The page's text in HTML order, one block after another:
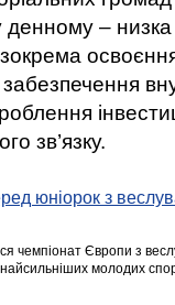
денному –
освоєння
забезпечення
зв’язку.
юніорок з
чемпіонат Європи з
молодих